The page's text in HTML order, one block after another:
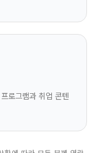
로그램과 취업 콘텐